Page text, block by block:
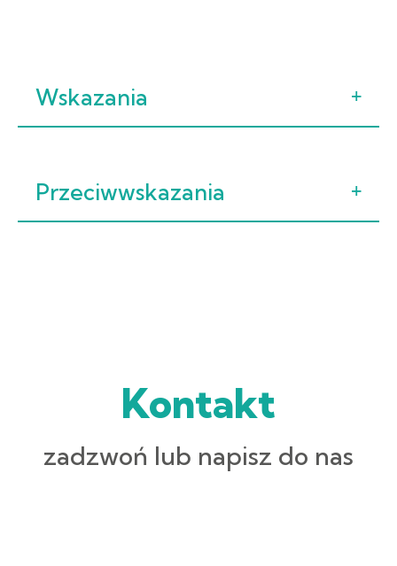
Wskazania
Przeciwwskazania
Kontakt
zadzwoń lub napisz do nas